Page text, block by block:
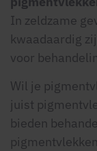
In zeldzame
kwaadaardig
voor
Wil je
juist
bieden